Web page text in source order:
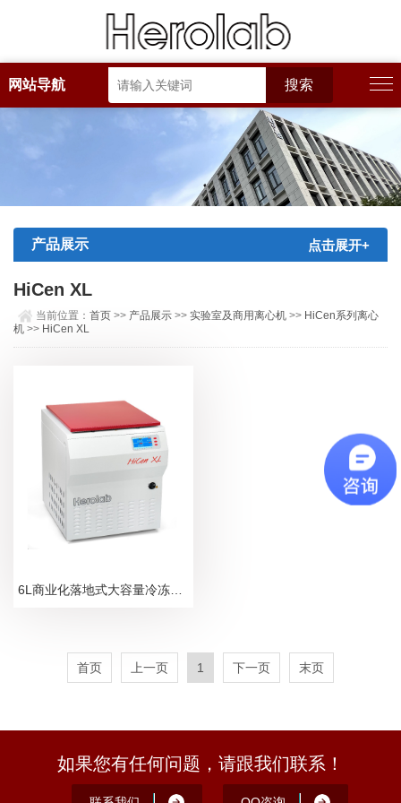
网站导航
产品展示 点击展开+
HiCen XL
当前位置：首页 >> 产品展示 >>实验室及商用离心机 >> HiCen系列离心
机 >> HiCen XL
首页 上一页 1 下一页 末页
如果您有任何问题，请跟我们联系！